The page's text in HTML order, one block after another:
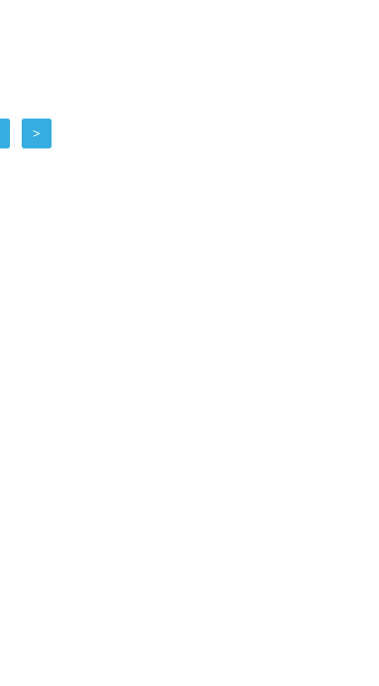
>